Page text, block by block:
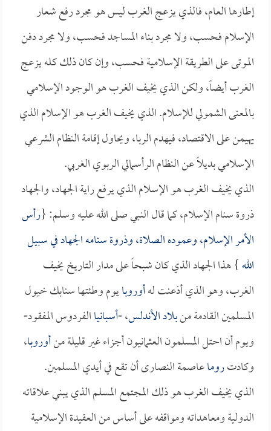
إطارها العام، فالذي يزعج الغرب ليس هو مجرد رفع شعار
الإسلام فحسب، ولا مجرد بناء المساجد فحسب، ولا مجرد دفن
الموتى على الطريقة الإسلامية فحسب، وإن كان ذلك كله يزعج
الغرب أيضاً، ولكن الذي يخيف الغرب هو الوجود الإسلامي
بالمعنى الشمولي للإسلام. الذي يخيف الغرب هو الإسلام الذي
يهيمن على الاقتصاد، فيهدم الربا، ويحاول إقامة النظام الشرعي
الإسلامي بديلاً عن النظام الرأسمالي الربوي الغربي.
الذي يخيف الغرب هو الإسلام الذي يرفع راية الجهاد، والجهاد
ذروة سنام الإسلام، كما قال النبي صلى الله عليه وسلم: {رأس
الأمر الإسلام، وعموده الصلاة، وذروة سنامه الجهاد في سبيل
الله} هذا الجهاد الذي كان شبحاً على مدار التاريخ يخيف
الغرب، وهو الذي أذعنت لهأوروبايوم وطئتها سنابك خيول
المسلمين القادمة منبلاد الأندلس، -أسبانياالفردوس المفقود-
ويوم أن احتل المسلمون العثمانيون أجزاء غير قليلة منأوروبا،
وكادتروماعاصمة النصارى أن تقع في أيدي المسلمين.
الذي يخيف الغرب هو ذلك المجتمع المسلم الذي يبني علاقاته
الدولية ومعاهداته ومواقفه على أساس من العقيدة الإسلامية